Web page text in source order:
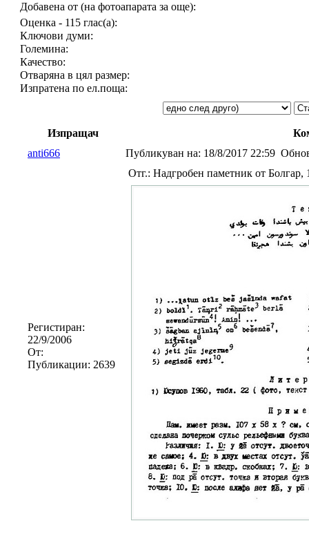
Добавена от (на фотоапарата за още):
Оценка - 115 глас(а):
Ключови думи:
Големина:
Качество:
Отваряна в цял размер:
Изпратена по ел.поща:
Изпращач
anti666
Публикуван на: 18/8/2017 22:59
Регистиран:
22/9/2006
От:
Публикации: 2639
Отг.: Надгробен паметник от Болгар,